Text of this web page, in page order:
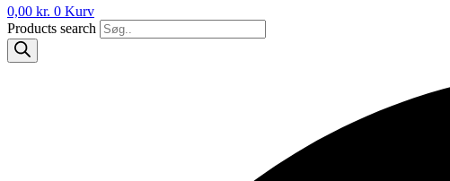
0,00 kr. 0 Kurv
Products search